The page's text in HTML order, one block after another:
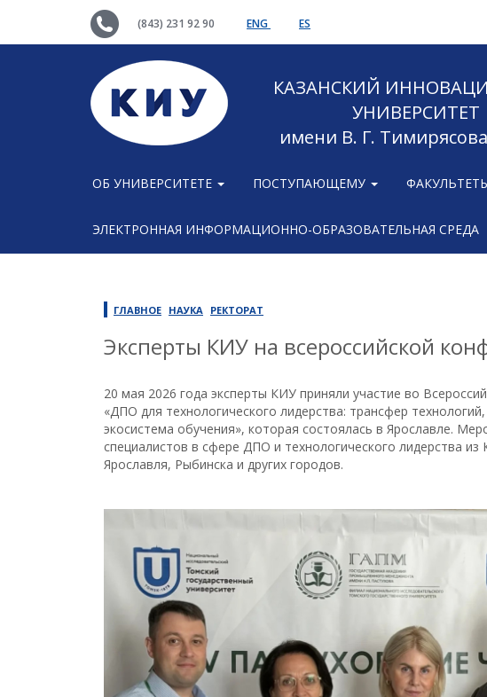
(843) 231 92 90 ENG ES
КАЗАНСКИЙ
УНИВЕРСИТЕТ
имени В. Г.
ОБ УНИВЕРСИТЕТЕ ПОСТУПАЮЩЕМУ
ЭЛЕКТРОННАЯ ИНФОРМАЦИОННО-ОБРАЗОВАТЕЛЬНАЯ СРЕДА
ГЛАВНОЕ НАУКА РЕКТОРАТ
Эксперты КИУ на всероссийской
20 мая 2026 года эксперты КИУ приняли участие во
«ДПО для технологического лидерства: трансфер
экосистема обучения», которая состоялась в Ярославле.
специалистов в сфере ДПО и технологического лидерства
Ярославля, Рыбинска и других городов.